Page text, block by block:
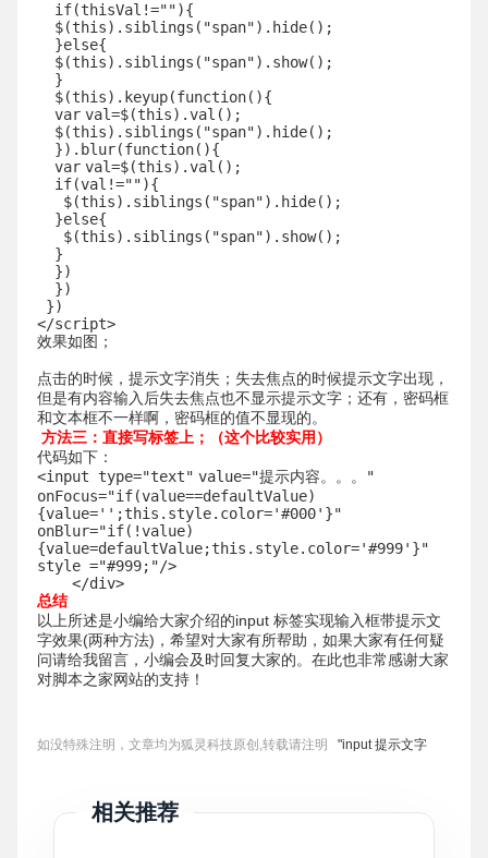
if(thisVal!=""){
$(this).siblings( "span").hide();
}else{
$(this).siblings( "span").show();
}
$(this).keyup(function(){
var val=$(this).val();
$(this).siblings( "span").hide();
}).blur(function(){
var val=$(this).val();
if(val!=""){
$(this).siblings( "span").hide();
}else{
$(this).siblings( "span").show();
}
})
})
})
</script>
效果如图；
点击的时候，提示文字消失；失去焦点的时候提示文字出现，
但是有内容输入后失去焦点也不显示提示文字；还有，密码框
和文本框不一样啊，密码框的值不显现的。
方法三：直接写标签上；（这个比较实用）
代码如下：
<input type="text" value="提示内容。。。"
onFocus="if(value==defaultValue)
{value='';this.style.color='#000'}"
onBlur="if(!value)
{value=defaultValue;this.style.color='#999'}"
style ="#999;"/>
</div>
总结
以上所述是小编给大家介绍的input 标签实现输入框带提示文
字效果(两种方法)，希望对大家有所帮助，如果大家有任何疑
问请给我留言，小编会及时回复大家的。在此也非常感谢大家
对脚本之家网站的支持！
如没特殊注明，文章均为狐灵科技原创,转载请注明 "input 提示文字
相关推荐